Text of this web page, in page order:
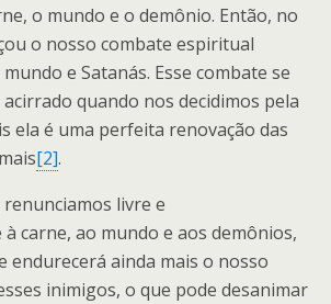
o mundo e o demônio. Então, no
o nosso combate espiritual
e Satanás. Esse combate se
quando nos decidimos pela
ela é uma perfeita renovação das
[2].
livre e
carne, ao mundo e aos demônios,
endurecerá ainda mais o nosso
inimigos, o que pode desanimar